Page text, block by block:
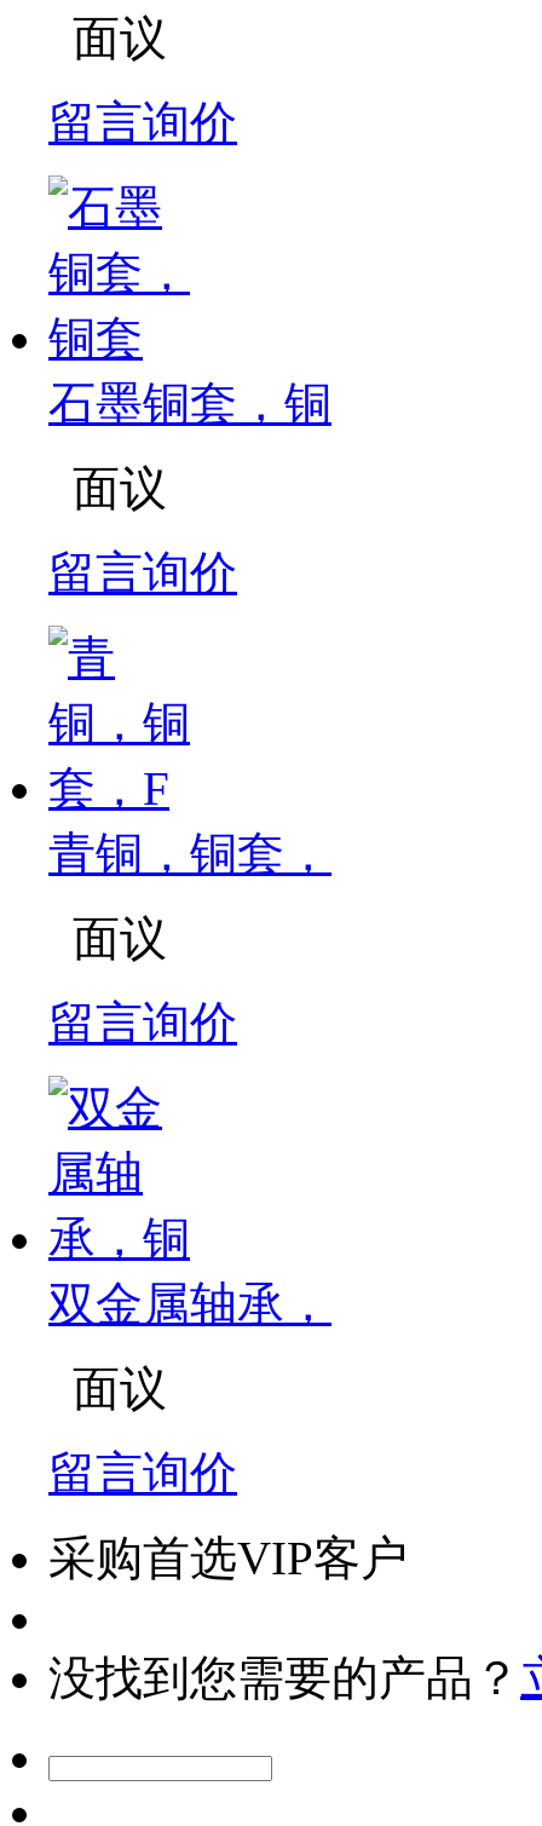
面议
留言询价
石墨铜套，铜
面议
留言询价
青铜，铜套，
面议
留言询价
双金属轴承，
面议
留言询价
采购首选VIP客户
没找到您需要的产品？